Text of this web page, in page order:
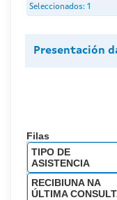
Seleccionados: 1
Presentación
Filas
TIPO DE
ASISTENCIA
RECIBIUNA NA
ÚLTIMA